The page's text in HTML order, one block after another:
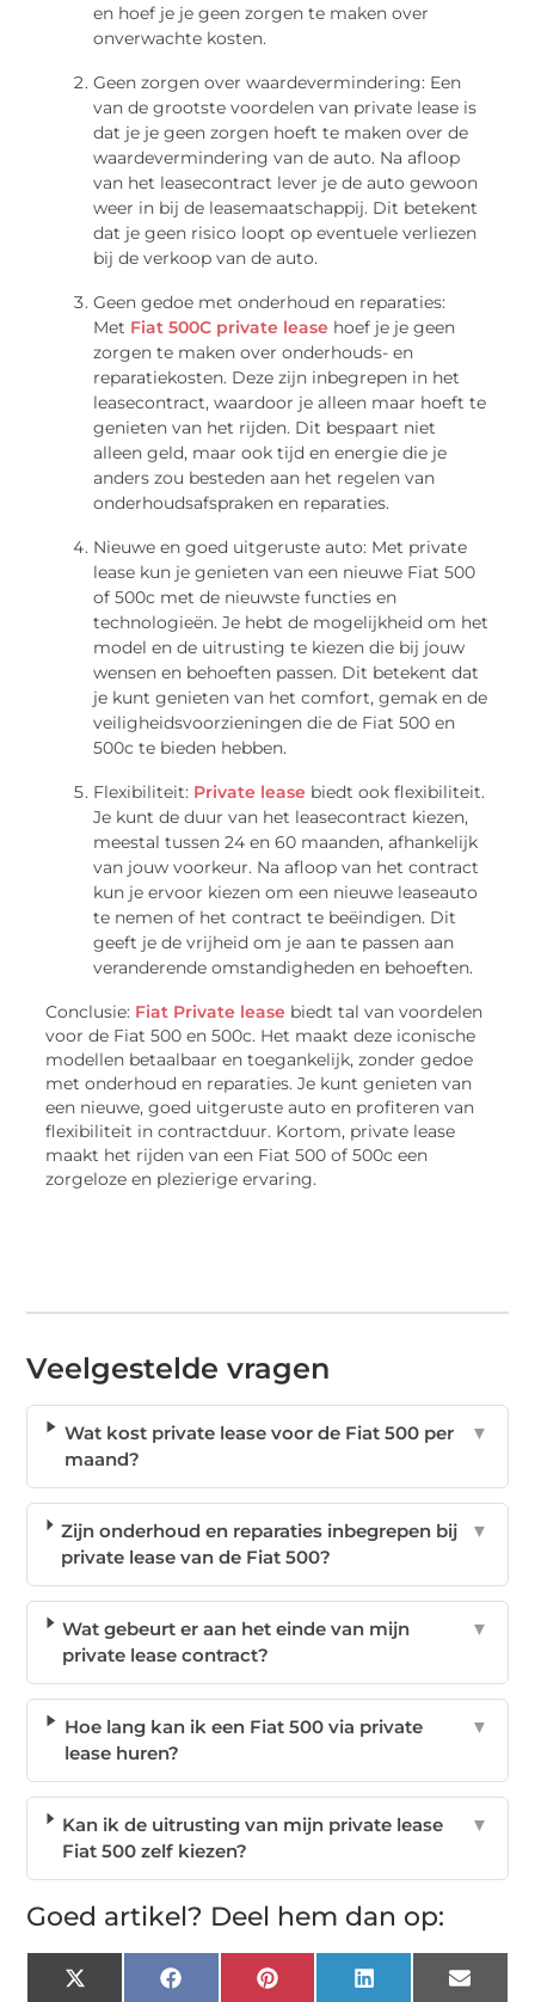
en hoef je je geen zorgen te maken over
onverwachte kosten.
Geen zorgen over waardevermindering: Een
van de grootste voordelen van private lease is
dat je je geen zorgen hoeft te maken over de
waardevermindering van de auto. Na afloop
van het leasecontract lever je de auto gewoon
weer in bij de leasemaatschappij. Dit betekent
dat je geen risico loopt op eventuele verliezen
bij de verkoop van de auto.
Geen gedoe met onderhoud en reparaties:
Met Fiat 500C private lease hoef je je geen
zorgen te maken over onderhouds- en
reparatiekosten. Deze zijn inbegrepen in het
leasecontract, waardoor je alleen maar hoeft te
genieten van het rijden. Dit bespaart niet
alleen geld, maar ook tijd en energie die je
anders zou besteden aan het regelen van
onderhoudsafspraken en reparaties.
Nieuwe en goed uitgeruste auto: Met private
lease kun je genieten van een nieuwe Fiat 500
of 500c met de nieuwste functies en
technologieën. Je hebt de mogelijkheid om het
model en de uitrusting te kiezen die bij jouw
wensen en behoeften passen. Dit betekent dat
je kunt genieten van het comfort, gemak en de
veiligheidsvoorzieningen die de Fiat 500 en
500c te bieden hebben.
Flexibiliteit: Private lease biedt ook flexibiliteit.
Je kunt de duur van het leasecontract kiezen,
meestal tussen 24 en 60 maanden, afhankelijk
van jouw voorkeur. Na afloop van het contract
kun je ervoor kiezen om een nieuwe leaseauto
te nemen of het contract te beëindigen. Dit
geeft je de vrijheid om je aan te passen aan
veranderende omstandigheden en behoeften.
Conclusie: Fiat Private lease biedt tal van voordelen
voor de Fiat 500 en 500c. Het maakt deze iconische
modellen betaalbaar en toegankelijk, zonder gedoe
met onderhoud en reparaties. Je kunt genieten van
een nieuwe, goed uitgeruste auto en profiteren van
flexibiliteit in contractduur. Kortom, private lease
maakt het rijden van een Fiat 500 of 500c een
zorgeloze en plezierige ervaring.
Veelgestelde vragen
Wat kost private lease voor de Fiat 500 per
maand?
▼
Zijn onderhoud en reparaties inbegrepen bij
private lease van de Fiat 500?
▼
Wat gebeurt er aan het einde van mijn
private lease contract?
▼
Hoe lang kan ik een Fiat 500 via private
lease huren?
▼
Kan ik de uitrusting van mijn private lease
Fiat 500 zelf kiezen?
▼
Goed artikel? Deel hem dan op:
X FacebookPinterest LinkedIn Email